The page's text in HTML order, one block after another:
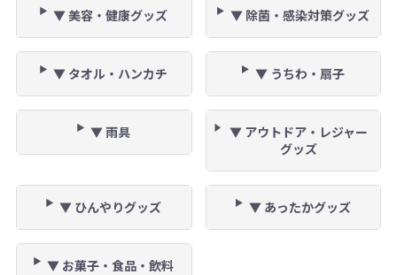
▼ 美容・健康グッズ ▼ 除菌・感染対策グッズ
▼ タオル・ハンカチ ▼ うちわ・扇子
▼ 雨具
▼ アウトドア・レジャー
グッズ
▼ ひんやりグッズ ▼ あったかグッズ
▼ お菓子・食品・飲料